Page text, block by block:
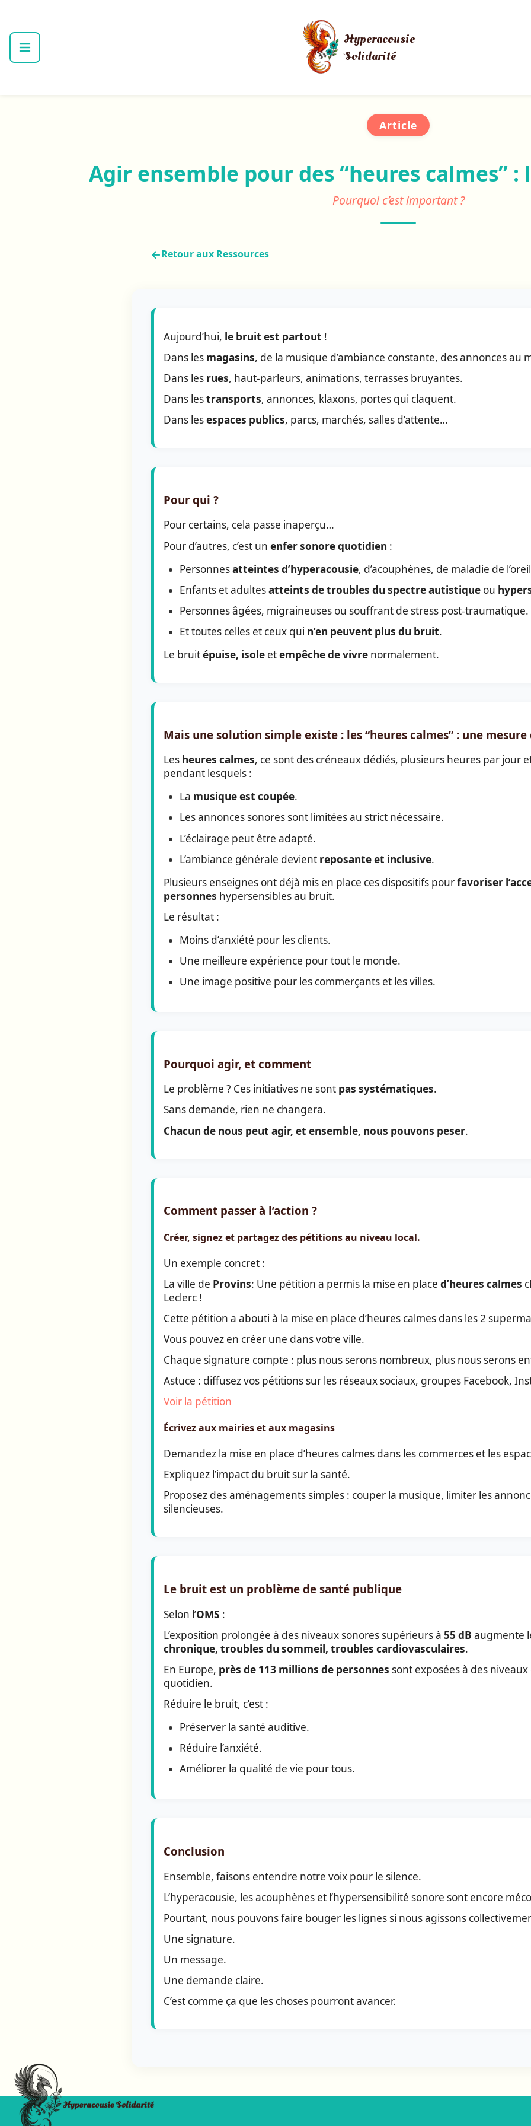
Hyperacousie
Solidarité
Article
Agir ensemble pour des “heures calmes”
Pourquoi c’est important ?
←Retour aux Ressources
Aujourd’hui, le bruit est partout !
Dans les magasins, de la musique d’ambiance constante, des annonces au
Dans les rues, haut-parleurs, animations, terrasses bruyantes.
Dans lestransports, annonces, klaxons, portes qui claquent.
Dans lesespaces publics, parcs, marchés, salles d’attente…
Pour qui ?
Pour certains, cela passe inaperçu…
Pour d’autres, c’est un enfer sonore quotidien :
Personnesatteintes d’hyperacousie, d’acouphènes, de maladie de
Enfants et adultesatteints de troubles du spectre autistique ou
Personnes âgées, migraineuses ou souffrant de stress post-traumatique.
Et toutes celles et ceux qui n’en peuvent plus du bruit.
Le bruitépuise, isole etempêche de vivre normalement.
Mais une solution simple existe : les “heures calmes” : une
Les heures calmes, ce sont des créneaux dédiés, plusieurs heures par jour
pendant lesquels :
La musique est coupée.
Les annonces sonores sont limitées au strict nécessaire.
L’éclairage peut être adapté.
L’ambiance générale devient reposante et inclusive.
Plusieurs enseignes ont déjà mis en place ces dispositifs pourfavoriser
personnes hypersensibles au bruit.
Le résultat :
Moins d’anxiété pour les clients.
Une meilleure expérience pour tout le monde.
Une image positive pour les commerçants et les villes.
Pourquoi agir, et comment
Le problème ? Ces initiatives ne sont pas systématiques.
Sans demande, rien ne changera.
Chacun de nous peut agir, et ensemble, nous pouvons peser.
Comment passer à l’action ?
Créer, signez et partagez des pétitions au niveau local.
Un exemple concret :
La ville de Provins: Une pétition a permis la mise en place d’heures calmes
Leclerc !
Cette pétition a abouti à la mise en place d’heures calmes dans les 2
Vous pouvez en créer une dans votre ville.
Chaque signature compte : plus nous serons nombreux, plus nous serons
Astuce : diffusez vos pétitions sur les réseaux sociaux, groupes Facebook,
Voir la pétition
Écrivez aux mairies et aux magasins
Demandez la mise en place d’heures calmes dans les commerces et les
Expliquez l’impact du bruit sur la santé.
Proposez des aménagements simples : couper la musique, limiter les
silencieuses.
Le bruit est un problème de santé publique
Selon l’OMS :
L’exposition prolongée à des niveaux sonores supérieurs à 55 dB augmente
chronique, troubles du sommeil, troubles cardiovasculaires.
En Europe, près de 113 millions de personnes sont exposées à des
quotidien.
Réduire le bruit, c’est :
Préserver la santé auditive.
Réduire l’anxiété.
Améliorer la qualité de vie pour tous.
Conclusion
Ensemble, faisons entendre notre voix pour le silence.
L’hyperacousie, les acouphènes et l’hypersensibilité sonore sont encore
Pourtant, nous pouvons faire bouger les lignes si nous agissons
Une signature.
Un message.
Une demande claire.
C’est comme ça que les choses pourront avancer.